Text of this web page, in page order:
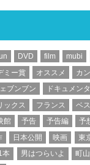
DVD film mubi
ミー賞 オススメ
カ
ブンブン ドキュメン
ックス フランス
ベ
館 予告 予告編 予
日本公開 映画
東
本
男はつらいよ 町